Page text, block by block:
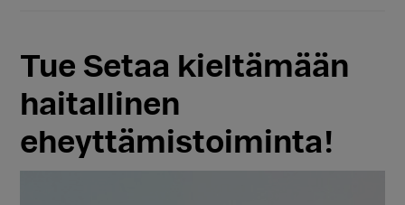
Tue Setaa kieltämään
haitallinen
eheyttämistoiminta!